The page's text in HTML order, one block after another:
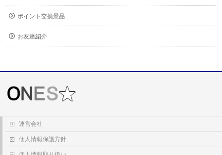
ポイント交換景品
お友達紹介
運営会社
個人情報保護方針